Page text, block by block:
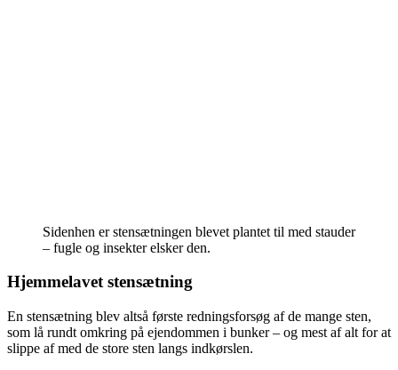
Sidenhen er stensætningen blevet plantet til med stauder
– fugle og insekter elsker den.
Hjemmelavet stensætning
En stensætning blev altså første redningsforsøg af de mange sten,
som lå rundt omkring på ejendommen i bunker – og mest af alt for at
slippe af med de store sten langs indkørslen.